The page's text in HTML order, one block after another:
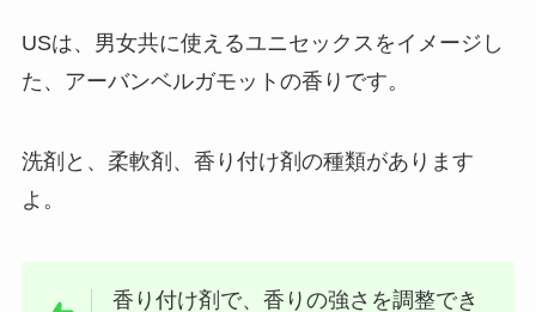
USは、男女共に使えるユニセックスをイメージし
た、アーバンベルガモットの香りです。
洗剤と、柔軟剤、香り付け剤の種類があります
よ。
香り付け剤で、香りの強さを調整でき